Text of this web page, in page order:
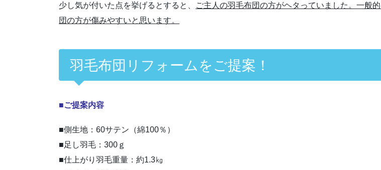
少し気が付いた点を挙げるとすると、
ご主人の羽毛布団の方がヘタっていました。一般
団の方が傷みやすいと思います。
羽毛布団リフォームをご提案！
■ご提案内容
■側生地：60サテン（綿100％）
■足し羽毛：300ｇ
■仕上がり羽毛重量：約1.3㎏